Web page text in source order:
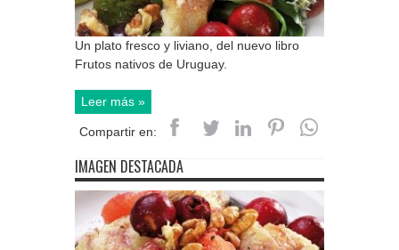
Un plato fresco y liviano, del nuevo libro
Frutos nativos de Uruguay.
Leer más »
Compartir en:
IMAGEN DESTACADA